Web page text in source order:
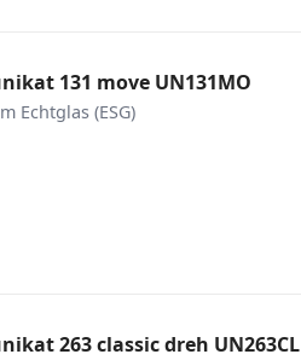
131 move UN131MO
Echtglas (ESG)
263 classic dreh UN263CL